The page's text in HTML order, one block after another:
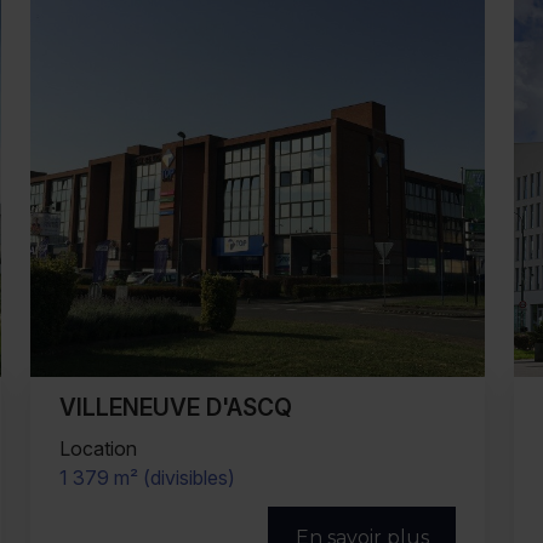
VILLENEUVE D'ASCQ
Location
322 m²
En savoir plus